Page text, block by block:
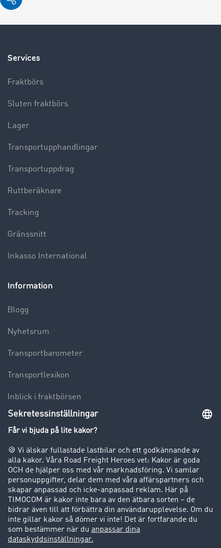
Services
Fraktbörs
Sluten fraktbörs
Lager
Transportupphandlingar
Transportuppdrag
Ruttberäknare
Tracking
Gränssnitt
Inkasso International
Information
Blogg
Nyhetsrum
Transportbarometer
Transportlexikon
Inblick i fraktbörsen
Körförbud för lastbilar
Företag
Kunder värvar kunder
Success Stories
Support
Support